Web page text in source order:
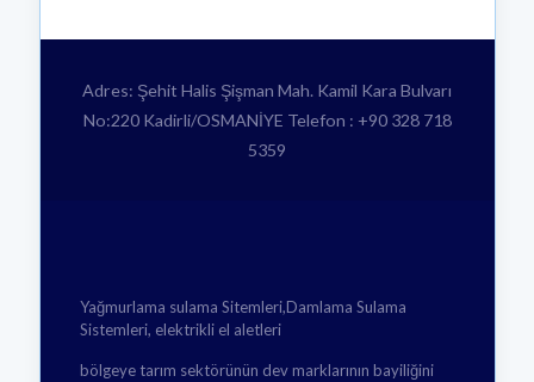
Adres: Şehit Halis Şişman Mah. Kamil Kara Bulvarı
No:220 Kadirli/OSMANİYE Telefon : +90 328 718
5359
Yağmurlama sulama Sitemleri,Damlama Sulama
Sistemleri, elektrikli el aletleri
bölgeye tarım sektörünün dev marklarının bayiliğini